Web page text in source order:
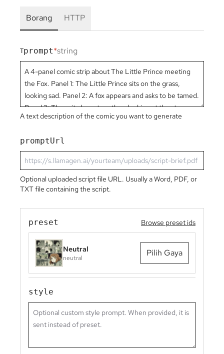
Borang HTTP
Tprompt*string
A text description of the comic you want to generate
promptUrl
Optional uploaded script file URL. Usually a Word, PDF, or
TXT file containing the script.
preset Browse preset ids
Neutral
neutral Pilih Gaya
style